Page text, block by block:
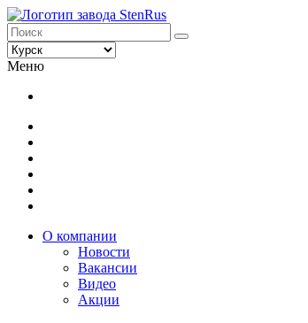
Меню
О компании
Новости
Вакансии
Видео
Акции